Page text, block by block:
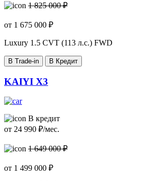
1 825 000 ₽
от 1 675 000 ₽
Luxury 1.5 CVT (113 л.с.) FWD
В Trade-in В Кредит
KAIYI X3
В кредит
от 24 990 ₽/мес.
1 649 000 ₽
от 1 499 000 ₽